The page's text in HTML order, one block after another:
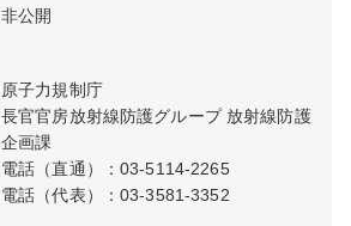
非公開
原子力規制庁
長官官房放射線防護グループ 放射線防護
企画課
電話（直通）：03-5114-2265
電話（代表）：03-3581-3352